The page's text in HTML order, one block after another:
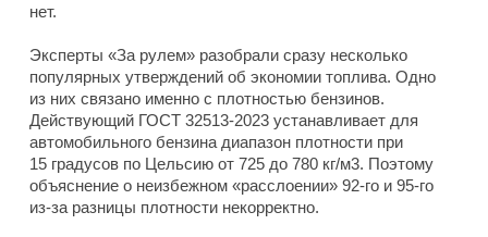
нет.
Эксперты «За рулем» разобрали сразу несколько
популярных утверждений об экономии топлива. Одно
из них связано именно с плотностью бензинов.
Действующий ГОСТ 32513-2023 устанавливает для
автомобильного бензина диапазон плотности при
15 градусов по Цельсию от 725 до 780 кг/м3. Поэтому
объяснение о неизбежном «расслоении» 92-го и 95-го
из-за разницы плотности некорректно.